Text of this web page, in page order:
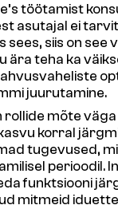
töötamist
asutajal ei
siis on see
ära teha ka
juurutamine.
mõte
korral
tugevused,
perioodil.
funktsiooni
mitmeid